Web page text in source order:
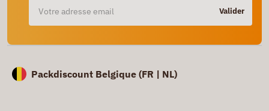
Valider
Packdiscount Belgique (FR | NL)